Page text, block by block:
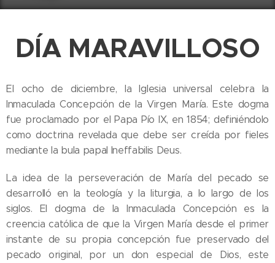
DÍA MARAVILLOSO
El ocho de diciembre, la Iglesia universal celebra la
Inmaculada Concepción de la Virgen María. Este dogma
fue proclamado por el Papa Pío IX, en 1854; definiéndolo
como doctrina revelada que debe ser creída por fieles
mediante la bula papal Ineffabilis Deus.
La idea de la perseveración de María del pecado se
desarrolló en la teología y la liturgia, a lo largo de los
siglos. El dogma de la Inmaculada Concepción es la
creencia católica de que la Virgen María desde el primer
instante de su propia concepción fue preservado del
pecado original, por un don especial de Dios, este